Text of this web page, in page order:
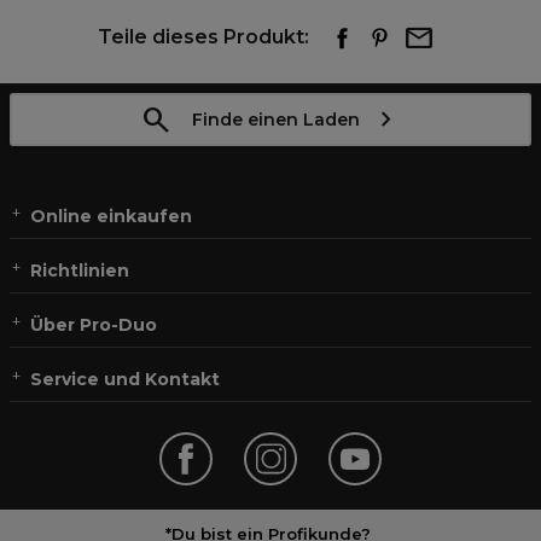
Teile dieses Produkt:
Finde einen Laden
Online einkaufen
Richtlinien
Über Pro-Duo
Service und Kontakt
*Du bist ein Profikunde?